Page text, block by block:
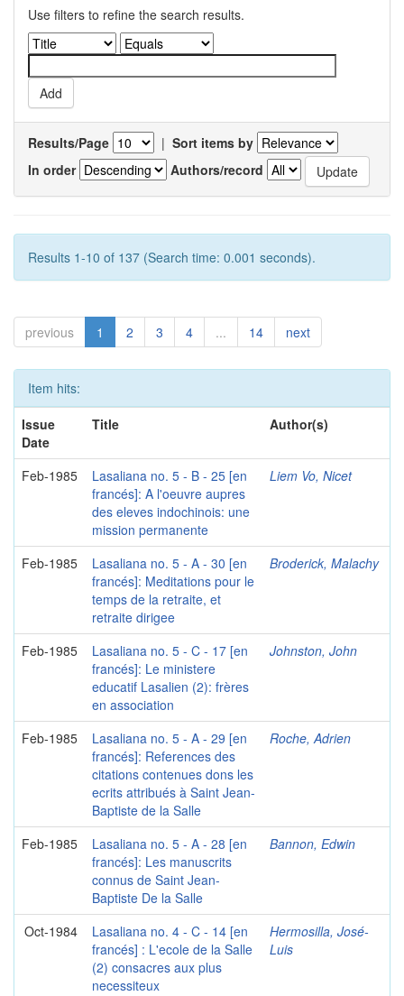
Use filters to refine the search results.
Results/Page | Sort items by
In order
Authors/record
Results 1-10 of 137 (Search time: 0.001 seconds).
previous 1 2 3 4 ... 14 next
Item hits:
Issue
Date
Title Author(s)
Feb-1985
Lasaliana no. 5 - B - 25 [en
francés]: A l'oeuvre aupres
des eleves indochinois: une
mission permanente
Liem Vo, Nicet
Feb-1985
Lasaliana no. 5 - A - 30 [en
francés]: Meditations pour le
temps de la retraite, et
retraite dirigee
Broderick, Malachy
Feb-1985
Lasaliana no. 5 - C - 17 [en
francés]: Le ministere
educatif Lasalien (2): frères
en association
Johnston, John
Feb-1985
Lasaliana no. 5 - A - 29 [en
francés]: References des
citations contenues dons les
ecrits attribués à Saint Jean-
Baptiste de la Salle
Roche, Adrien
Feb-1985
Lasaliana no. 5 - A - 28 [en
francés]: Les manuscrits
connus de Saint Jean-
Baptiste De la Salle
Bannon, Edwin
Oct-1984
Lasaliana no. 4 - C - 14 [en
francés] : L'ecole de la Salle
(2) consacres aux plus
necessiteux
Hermosilla, José-
Luis